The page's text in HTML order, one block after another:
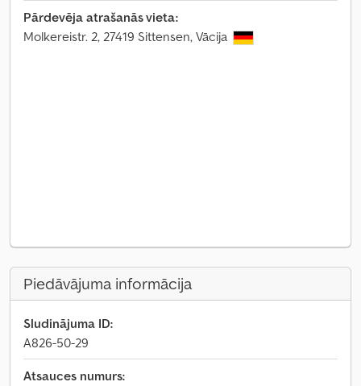
Pārdevēja atrašanās vieta:
Molkereistr. 2, 27419 Sittensen, Vācija
Piedāvājuma informācija
Sludinājuma ID:
A826-50-29
Atsauces numurs: